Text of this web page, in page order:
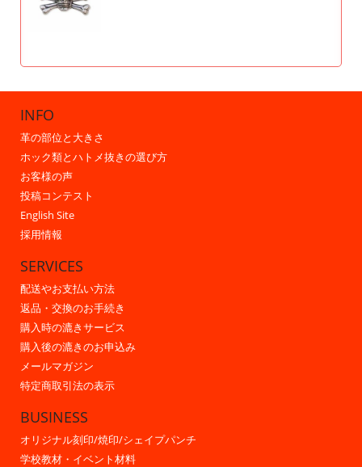
INFO
革の部位と大きさ
ホック類とハトメ抜きの選び方
お客様の声
投稿コンテスト
English Site
採用情報
SERVICES
配送やお支払い方法
返品・交換のお手続き
購入時の漉きサービス
購入後の漉きのお申込み
メールマガジン
特定商取引法の表示
BUSINESS
オリジナル刻印/焼印/シェイプパンチ
学校教材・イベント材料